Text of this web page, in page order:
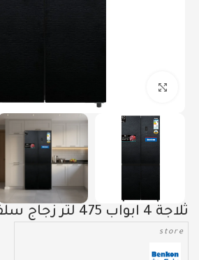
ثلاجة 4 ابواب 475 لتر زجاج سلفر بنكون
store